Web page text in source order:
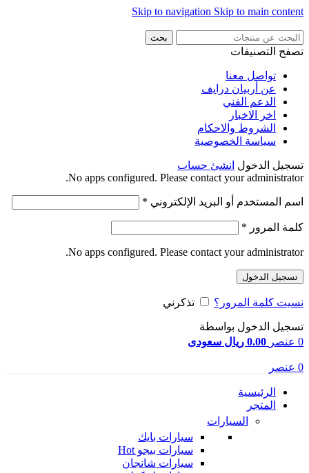
Skip to navigation Skip to main content
بحث
تصفح التصنيفات
تواصل معنا
عن أربيان درايف
الدعم الفني
اخر الاخبار
الشروط والاحكام
سياسة الخصوصية
تسجيل الدخول انشئ حساب
No apps configured. Please contact your administrator.
اسم المستخدم أو البريد الإلكتروني *
كلمة المرور *
No apps configured. Please contact your administrator.
تسجيل الدخول
نسيت كلمة المرور؟ تذكرني
تسجيل الدخول بواسطة
0 عنصر 0.00 ريال سعودى
0 عنصر
الرئيسية
المتجر
السيارات
سيارات بايك
سيارات بيجو Hot
سيارات شانجان